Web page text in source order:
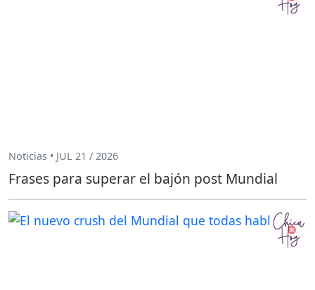
Noticias • JUL 21 / 2026
Frases para superar el bajón post Mundial